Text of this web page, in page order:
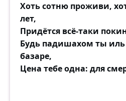
Хоть сотню проживи,
лет,
Придётся всё-таки
Будь падишахом ты
базаре,
Цена тебе одна: для